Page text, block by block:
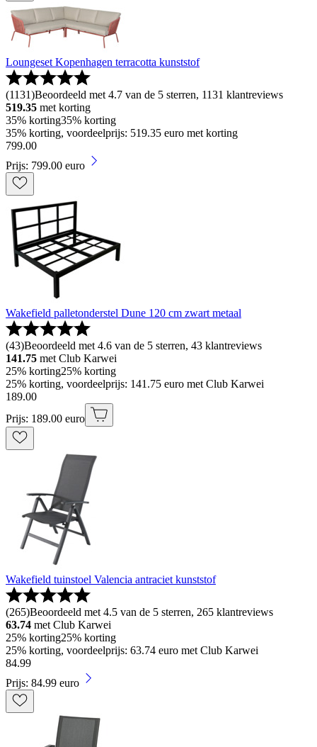
Loungeset Kopenhagen terracotta kunststof
(1131)Beoordeeld met 4.7 van de 5 sterren, 1131 klantreviews
519.35 met korting
35% korting35% korting
35% korting, voordeelprijs: 519.35 euro met korting
799.00
Prijs: 799.00 euro
Wakefield palletonderstel Dune 120 cm zwart metaal
(43)Beoordeeld met 4.6 van de 5 sterren, 43 klantreviews
141.75 met Club Karwei
25% korting25% korting
25% korting, voordeelprijs: 141.75 euro met Club Karwei
189.00
Prijs: 189.00 euro
Wakefield tuinstoel Valencia antraciet kunststof
(265)Beoordeeld met 4.5 van de 5 sterren, 265 klantreviews
63.74 met Club Karwei
25% korting25% korting
25% korting, voordeelprijs: 63.74 euro met Club Karwei
84.99
Prijs: 84.99 euro